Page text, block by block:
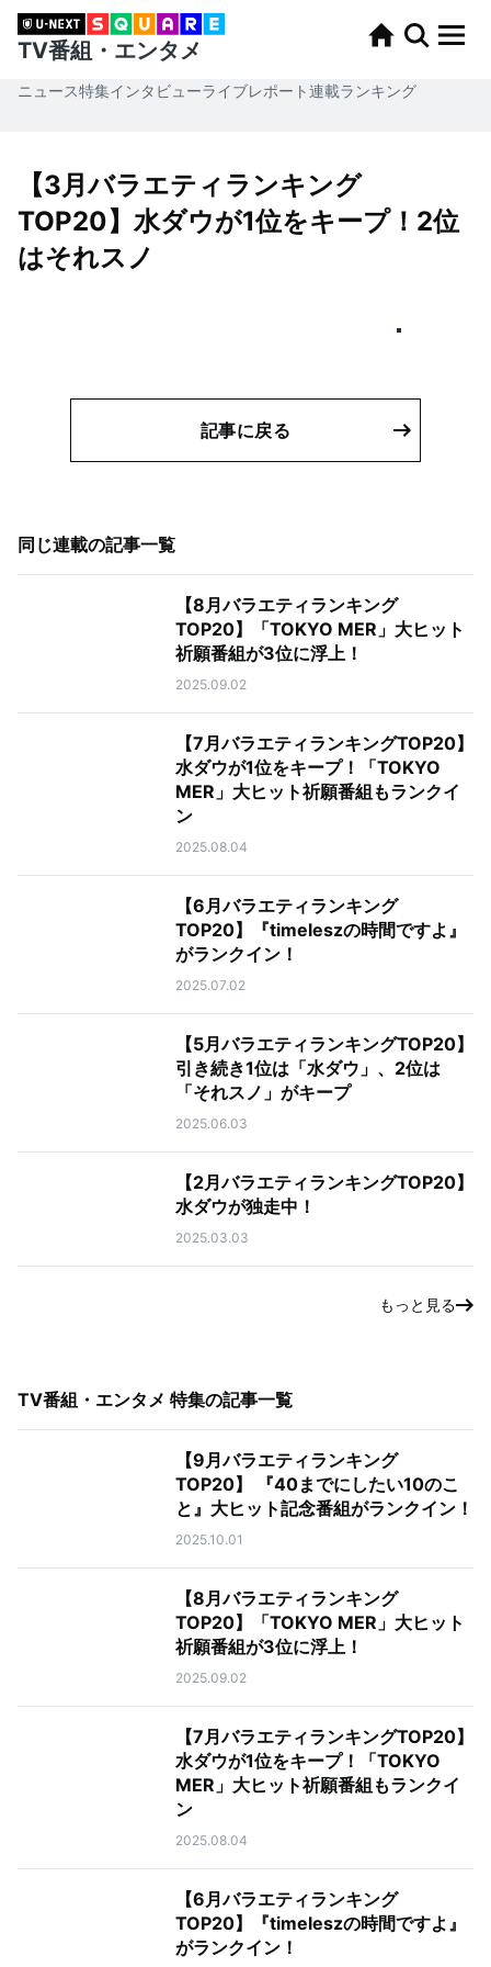
TV番組・エンタメ
ニュース特集インタビューライブレポート連載ランキング
【3月バラエティランキング
TOP20】水ダウが1位をキープ！2位
はそれスノ
記事に戻る
同じ連載の記事一覧
【8月バラエティランキング
TOP20】「TOKYO MER」大ヒット
祈願番組が3位に浮上！
2025.09.02
【7月バラエティランキングTOP20】
水ダウが1位をキープ！「TOKYO
MER」大ヒット祈願番組もランクイ
ン
2025.08.04
【6月バラエティランキング
TOP20】『timeleszの時間ですよ』
がランクイン！
2025.07.02
【5月バラエティランキングTOP20】
引き続き1位は「水ダウ」、2位は
「それスノ」がキープ
2025.06.03
【2月バラエティランキングTOP20】
水ダウが独走中！
2025.03.03
もっと見る
TV番組・エンタメ 特集の記事一覧
【9月バラエティランキング
TOP20】 『40までにしたい10のこ
と』大ヒット記念番組がランクイン！
2025.10.01
【8月バラエティランキング
TOP20】「TOKYO MER」大ヒット
祈願番組が3位に浮上！
2025.09.02
【7月バラエティランキングTOP20】
水ダウが1位をキープ！「TOKYO
MER」大ヒット祈願番組もランクイ
ン
2025.08.04
【6月バラエティランキング
TOP20】『timeleszの時間ですよ』
がランクイン！